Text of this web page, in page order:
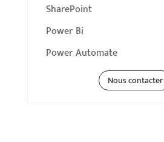
SharePoint
Power Bi
Power Automate
Nous contacter